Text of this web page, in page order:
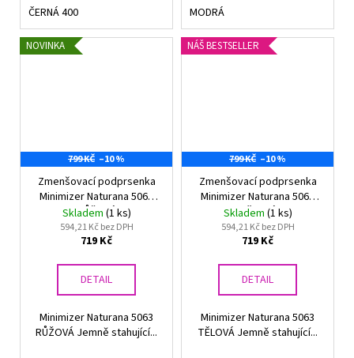
ČERNÁ 400 MODRÁ
NOVINKA
799 KČ –10 %
Zmenšovací podprsenka
Minimizer Naturana 5063
RŮŽOVÁ
Skladem (1 ks)
594,21 Kč bez DPH
719 Kč
DETAIL
Minimizer Naturana 5063
RŮŽOVÁ Jemně stahující...
NÁŠ BESTSELLER
799 KČ –10 %
Zmenšovací podprsenka
Minimizer Naturana 5063
TĚLOVÁ
Skladem (1 ks)
594,21 Kč bez DPH
719 Kč
DETAIL
Minimizer Naturana 5063
TĚLOVÁ Jemně stahující...